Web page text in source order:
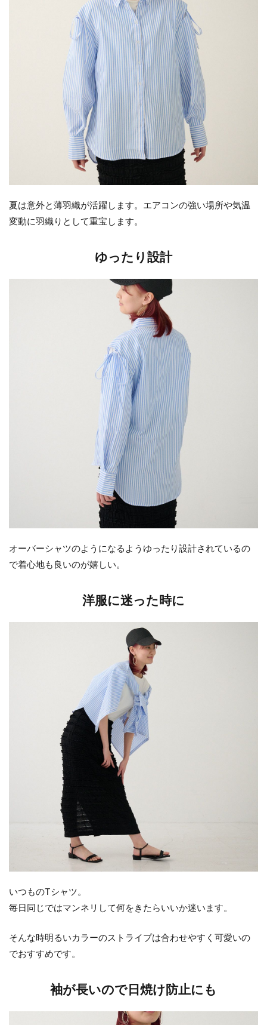
夏は意外と薄羽織が活躍します。エアコンの強い場所や気温
変動に羽織りとして重宝します。
ゆったり設計
オーバーシャツのようになるようゆったり設計されているの
で着心地も良いのが嬉しい。
洋服に迷った時に
いつものTシャツ。
毎日同じではマンネリして何をきたらいいか迷います。
そんな時明るいカラーのストライプは合わせやすく可愛いの
でおすすめです。
袖が長いので日焼け防止にも